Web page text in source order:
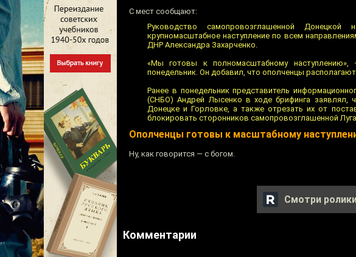
С мест сообщают:
Руководство самопровозглашенной
крупномасштабное наступление по всем
ДНР Александра Захарченко.
«Мы готовы к полномасштабному
понедельник. Он добавил, что ополченцы
Ранее в понедельник представитель
(СНБО) Андрей Лысенко в ходе брифинга заявлял,
Донецке и Горловке, а также отрезать их от
блокировать сторонников самопровозглашенной
Ополченцы готовы к масштабному
Ну, как говорится — с богом.
Смотри
Комментарии